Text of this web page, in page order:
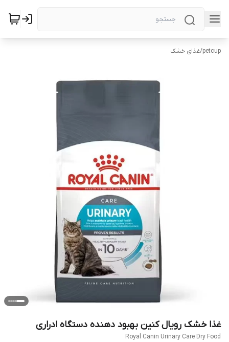
petcup
/غذای خشک
غذا خشک رویال کنین بهبود دهنده دستگاه ادراری
Royal Canin Urinary Care Dry Food